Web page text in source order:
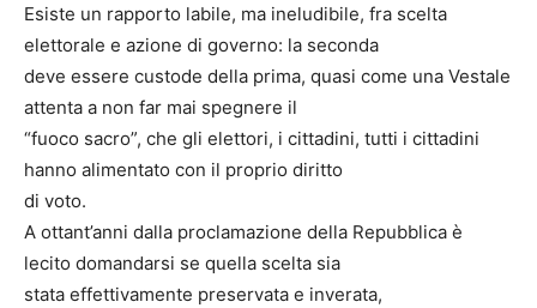
Esiste un rapporto labile, ma ineludibile, fra scelta
elettorale e azione di governo: la seconda
deve essere custode della prima, quasi come una Vestale
attenta a non far mai spegnere il
“fuoco sacro”, che gli elettori, i cittadini, tutti i cittadini
hanno alimentato con il proprio diritto
di voto.
A ottant’anni dalla proclamazione della Repubblica è
lecito domandarsi se quella scelta sia
stata effettivamente preservata e inverata,